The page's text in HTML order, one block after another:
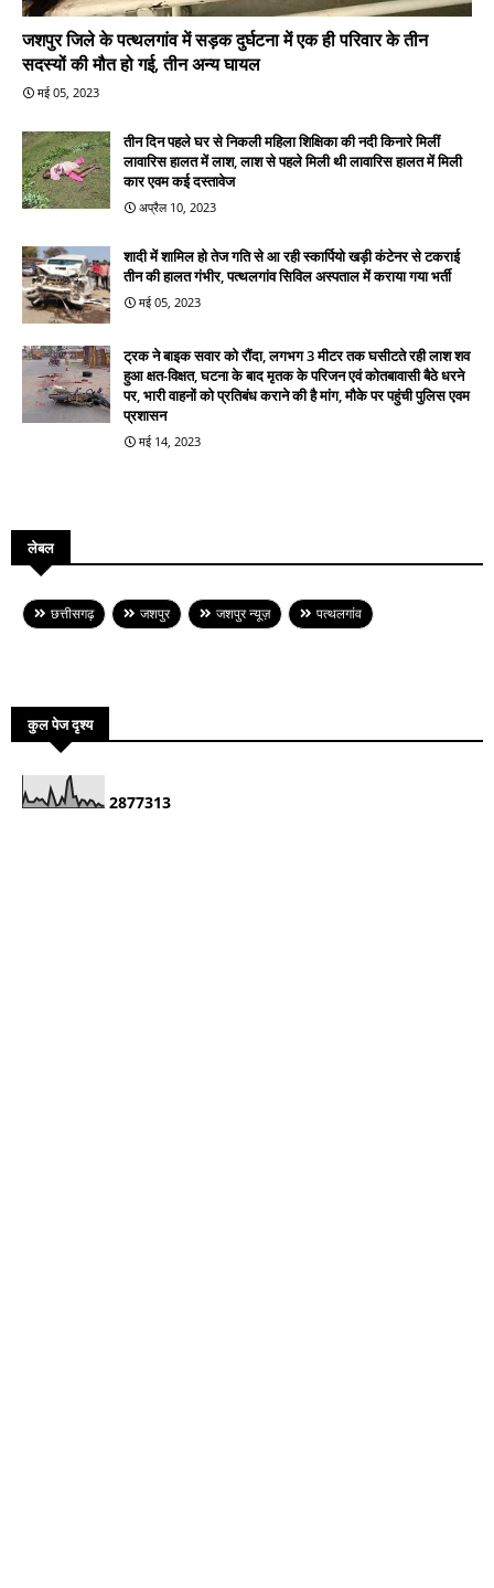
जशपुर जिले के पत्थलगांव में सड़क दुर्घटना में एक ही परिवार के तीन
सदस्यों की मौत हो गई, तीन अन्य घायल
मई 05, 2023
तीन दिन पहले घर से निकली महिला शिक्षिका की नदी किनारे मिलीं
लावारिस हालत में लाश, लाश से पहले मिली थी लावारिस हालत में मिली
कार एवम कई दस्तावेज
अप्रैल 10, 2023
शादी में शामिल हो तेज गति से आ रही स्कार्पियो खड़ी कंटेनर से टकराई
तीन की हालत गंभीर, पत्थलगांव सिविल अस्पताल में कराया गया भर्ती
मई 05, 2023
ट्रक ने बाइक सवार को रौंदा, लगभग 3 मीटर तक घसीटते रही लाश शव
हुआ क्षत-विक्षत, घटना के बाद मृतक के परिजन एवं कोतबावासी बैठे धरने
पर, भारी वाहनों को प्रतिबंध कराने की है मांग, मौके पर पहुंची पुलिस एवम
प्रशासन
मई 14, 2023
लेबल
छत्तीसगढ़ जशपुर जशपुर न्यूज़ पत्थलगांव
कुल पेज दृश्य
2877313